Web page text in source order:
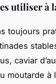
utiliser à
toujours
caviar
moutarde à